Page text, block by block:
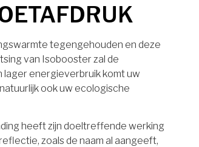
tegengehouden en deze
van Isobooster zal de
lager energieverbruik komt uw
ook uw ecologische
heeft zijn doeltreffende werking
zoals de naam al aangeeft,